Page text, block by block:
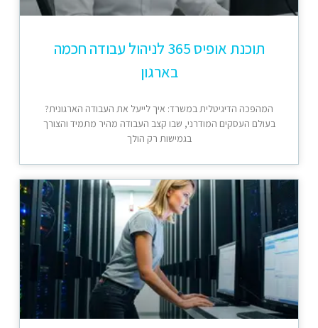
תוכנת אופיס 365 לניהול עבודה חכמה
בארגון
המהפכה הדיגיטלית במשרד: איך לייעל את העבודה הארגונית?
בעולם העסקים המודרני, שבו קצב העבודה מהיר מתמיד והצורך
בגמישות רק הולך